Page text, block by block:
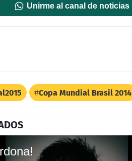
Unirme al canal de noticias
Copa Mundial Brasil 2014